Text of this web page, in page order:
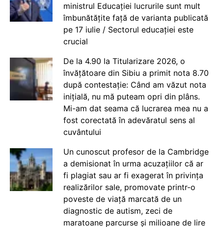
ministrul Educației lucrurile sunt mult
îmbunătățite față de varianta publicată
pe 17 iulie / Sectorul educației este
crucial
De la 4.90 la Titularizare 2026, o
învățătoare din Sibiu a primit nota 8.70
după contestație: Când am văzut nota
inițială, nu mă puteam opri din plâns.
Mi-am dat seama că lucrarea mea nu a
fost corectată în adevăratul sens al
cuvântului
Un cunoscut profesor de la Cambridge
a demisionat în urma acuzațiilor că ar
fi plagiat sau ar fi exagerat în privința
realizărilor sale, promovate printr-o
poveste de viață marcată de un
diagnostic de autism, zeci de
maratoane parcurse și milioane de lire